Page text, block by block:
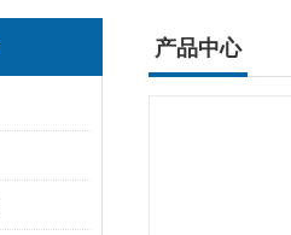
产品中心